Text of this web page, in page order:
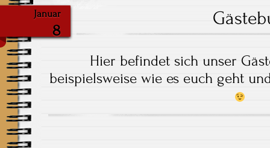
Januar
8
Hier befindet sich unser
beispielsweise wie es euch geht